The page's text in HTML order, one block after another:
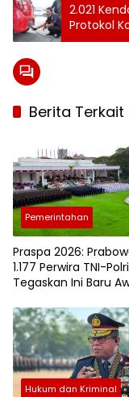
2.021
Protokol
Berita Terkait
Pemerintahan
Praspa 2026:
1.177 Perwira TNI-
Tegaskan Ini Baru
Hukum dan Kriminal